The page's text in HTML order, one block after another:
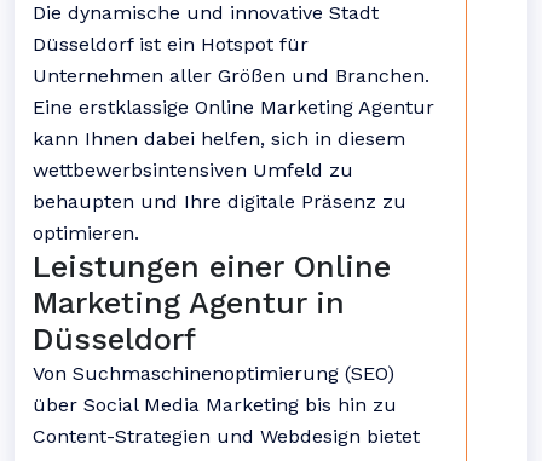
Die dynamische und innovative Stadt
Düsseldorf ist ein Hotspot für
Unternehmen aller Größen und Branchen.
Eine erstklassige Online Marketing Agentur
kann Ihnen dabei helfen, sich in diesem
wettbewerbsintensiven Umfeld zu
behaupten und Ihre digitale Präsenz zu
optimieren.
Leistungen einer Online
Marketing Agentur in
Düsseldorf
Von Suchmaschinenoptimierung (SEO)
über Social Media Marketing bis hin zu
Content-Strategien und Webdesign bietet